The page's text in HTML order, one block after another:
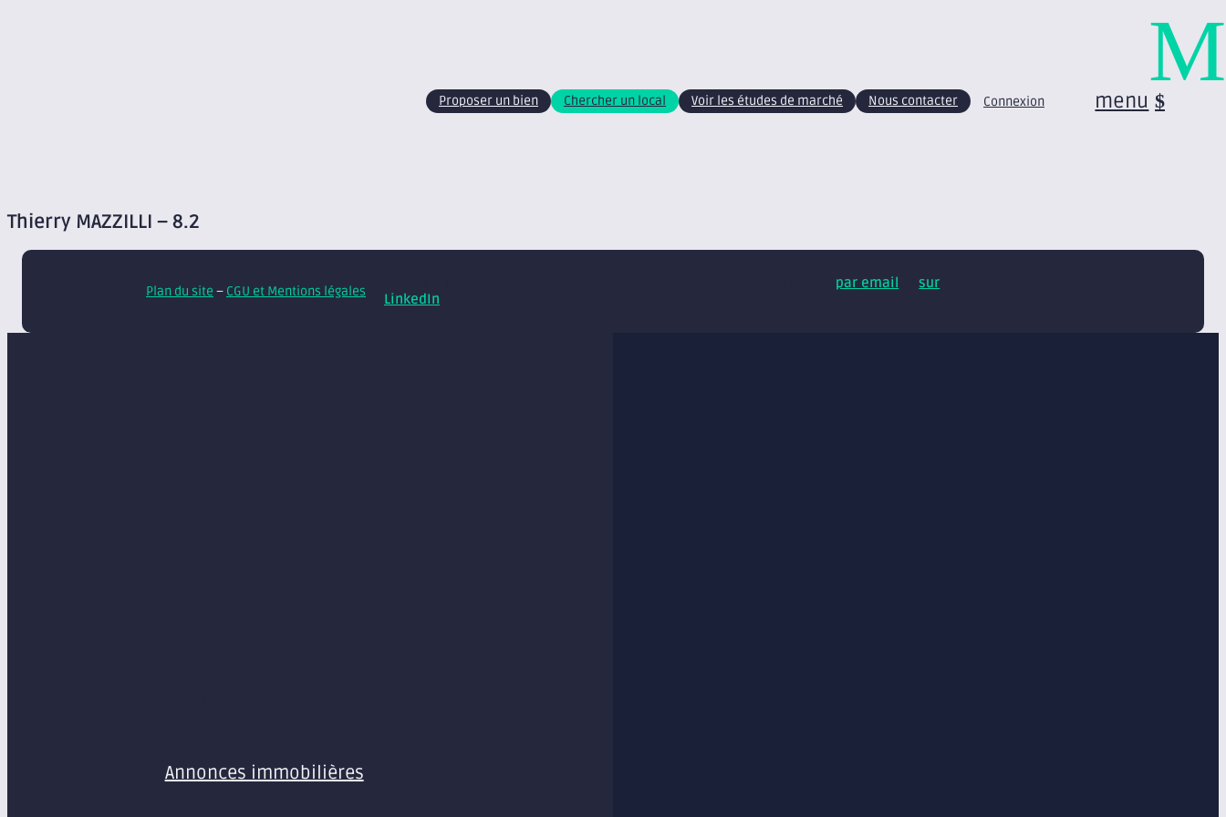
Proposer un bien Chercher un local Voir les études de marché Nous contacter Connexion menu
Thierry MAZZILLI – 8.2
Plan du site – CGU et Mentions légales par email etsur
LinkedIn
Annonces immobilières
M